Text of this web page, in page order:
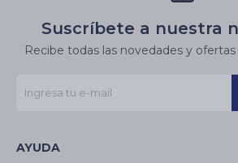
Suscríbete a nuestra
Recibe todas las novedades y
AYUDA